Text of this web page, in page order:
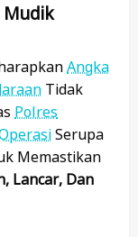
Angka
Tidak
Polres
Serupa
Memastikan
Lancar, Dan